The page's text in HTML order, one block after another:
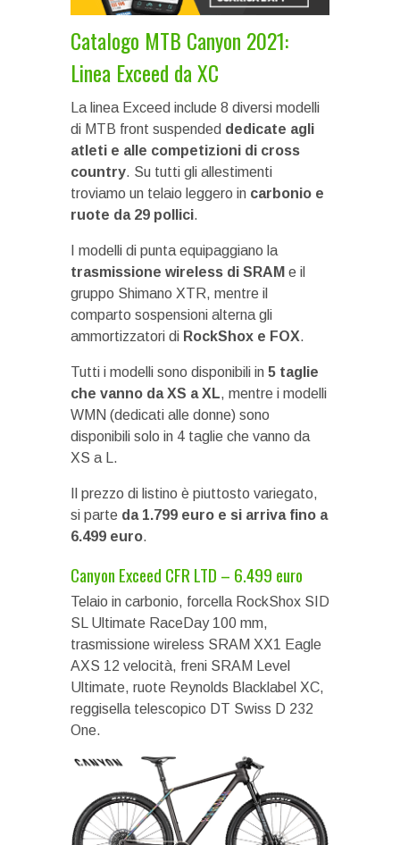
Catalogo MTB Canyon 2021:
Linea Exceed da XC
La linea Exceed include 8 diversi modelli
di MTB front suspended dedicate agli
atleti e alle competizioni di cross
country. Su tutti gli allestimenti
troviamo un telaio leggero in carbonio e
ruote da 29 pollici.
I modelli di punta equipaggiano la
trasmissione wireless di SRAM e il
gruppo Shimano XTR, mentre il
comparto sospensioni alterna gli
ammortizzatori di RockShox e FOX.
Tutti i modelli sono disponibili in 5 taglie
che vanno da XS a XL, mentre i modelli
WMN (dedicati alle donne) sono
disponibili solo in 4 taglie che vanno da
XS a L.
Il prezzo di listino è piuttosto variegato,
si parte da 1.799 euro e si arriva fino a
6.499 euro.
Canyon Exceed CFR LTD – 6.499 euro
Telaio in carbonio, forcella RockShox SID
SL Ultimate RaceDay 100 mm,
trasmissione wireless SRAM XX1 Eagle
AXS 12 velocità, freni SRAM Level
Ultimate, ruote Reynolds Blacklabel XC,
reggisella telescopico DT Swiss D 232
One.